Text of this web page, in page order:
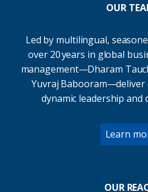
OUR
Led by multilingual,
over 20 years in global
management—Dharam
Yuvraj Babooram—deliver
dynamic leadership and
Learn
OUR